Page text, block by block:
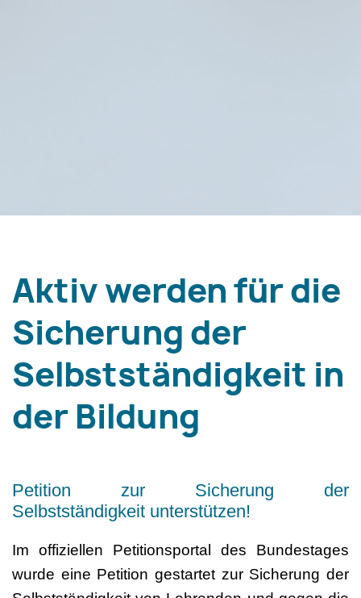
Aktiv werden für die
Sicherung der
Selbstständigkeit in
der Bildung
Petition zur Sicherung der
Selbstständigkeit unterstützen!
Im offiziellen Petitionsportal des Bundestages
wurde eine Petition gestartet zur Sicherung der